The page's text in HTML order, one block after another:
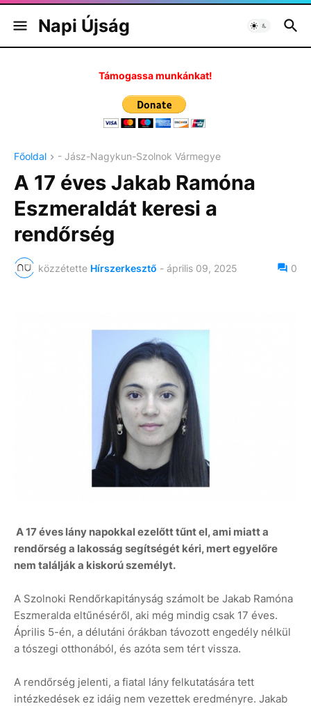
Napi Újság
Támogassa munkánkat!
Főoldal - Jász-Nagykun-Szolnok Vármegye
A 17 éves Jakab Ramóna
Eszmeraldát keresi a
rendőrség
közzétette Hírszerkesztő - április 09, 2025 0
A 17 éves lány napokkal ezelőtt tűnt el, ami miatt a
rendőrség a lakosság segítségét kéri, mert egyelőre
nem találják a kiskorú személyt.
A Szolnoki Rendőrkapitányság számolt be Jakab Ramóna
Eszmeralda eltűnéséről, aki még mindig csak 17 éves.
Április 5-én, a délutáni órákban távozott engedély nélkül
a tószegi otthonából, és azóta sem tért vissza.
A rendőrség jelenti, a fiatal lány felkutatására tett
intézkedések ez idáig nem vezettek eredményre. Jakab